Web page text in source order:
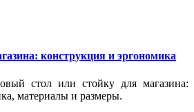
конструкция и эргономика
стол или стойку для магазина:
материалы и размеры.